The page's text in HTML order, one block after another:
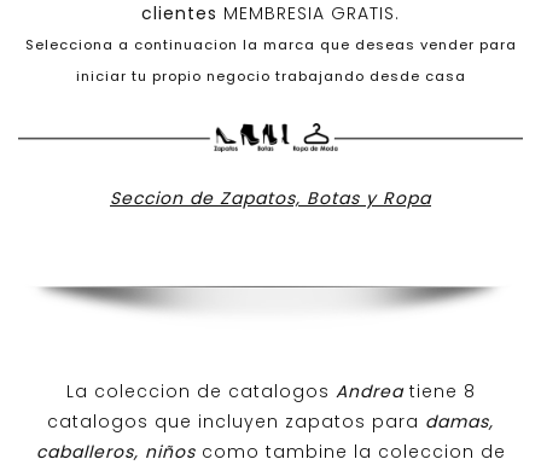
clientes MEMBRESIA GRATIS.
Selecciona a continuacion la marca que deseas vender para
iniciar tu propio negocio trabajando desde casa
Seccion de Zapatos, Botas y Ropa
La coleccion de catalogos Andreatiene 8
catalogos que incluyen zapatos para damas,
caballeros, niños como tambine la coleccion de